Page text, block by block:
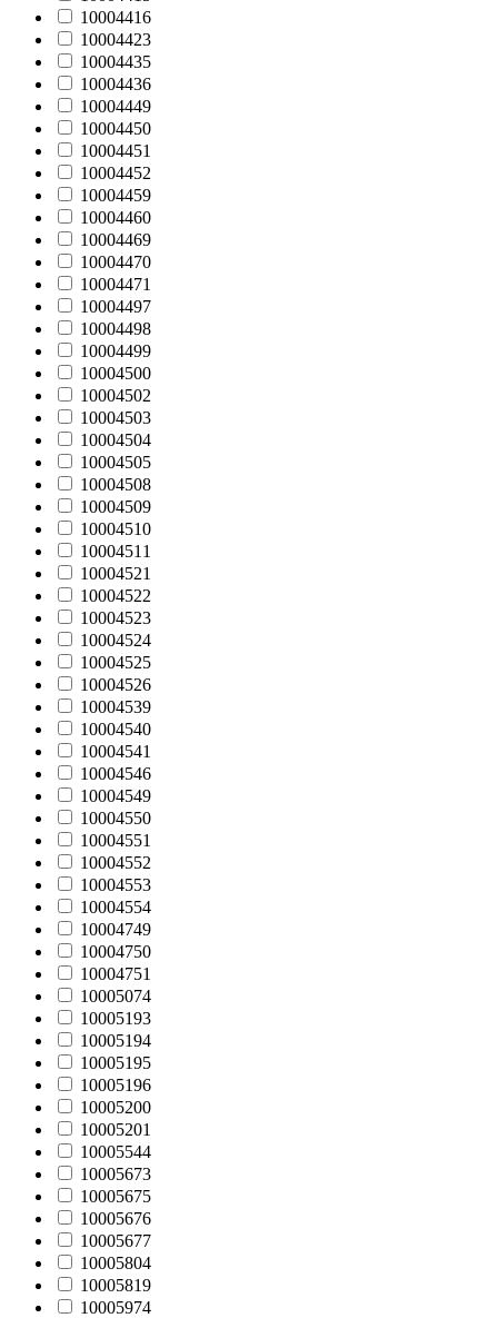
10004416
10004423
10004435
10004436
10004449
10004450
10004451
10004452
10004459
10004460
10004469
10004470
10004471
10004497
10004498
10004499
10004500
10004502
10004503
10004504
10004505
10004508
10004509
10004510
10004511
10004521
10004522
10004523
10004524
10004525
10004526
10004539
10004540
10004541
10004546
10004549
10004550
10004551
10004552
10004553
10004554
10004749
10004750
10004751
10005074
10005193
10005194
10005195
10005196
10005200
10005201
10005544
10005673
10005675
10005676
10005677
10005804
10005819
10005974